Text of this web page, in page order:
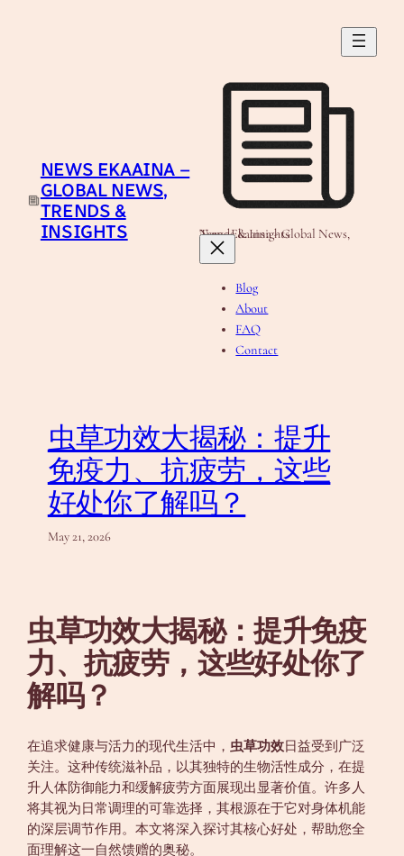
NEWS EKAAINA –
GLOBAL NEWS,
TRENDS &
INSIGHTS
News Ekaaina - Global News, Trends & Insights
Blog
About
FAQ
Contact
虫草功效大揭秘：提升
免疫力、抗疲劳，这些
好处你了解吗？
May 21, 2026
虫草功效大揭秘：提升免疫
力、抗疲劳，这些好处你了
解吗？
在追求健康与活力的现代生活中， 虫草功效日益受到广泛
关注。这种传统滋补品，以其独特的生物活性成分，在提
升人体防御能力和缓解疲劳方面展现出显著价值。许多人
将其视为日常调理的可靠选择，其根源在于它对身体机能
的深层调节作用。本文将深入探讨其核心好处，帮助您全
面理解这一自然馈赠的奥秘。